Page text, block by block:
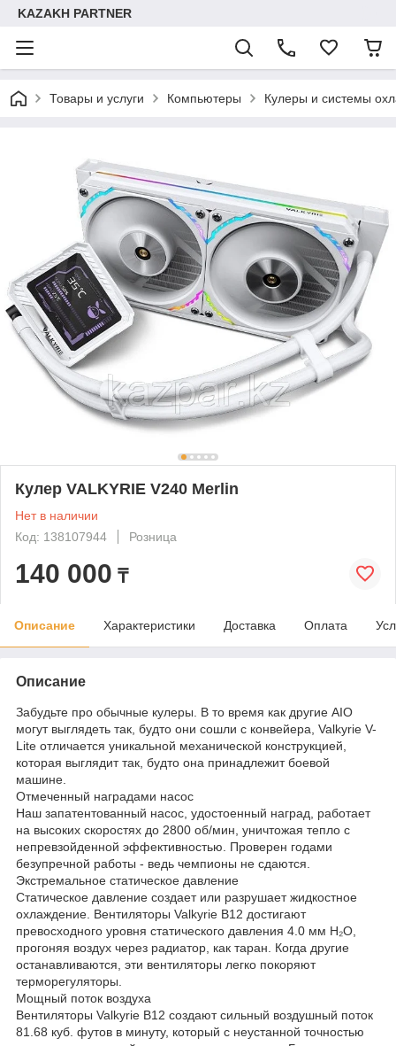
KAZAKH PARTNER
Товары и услуги Компьютеры Кулеры и системы
Кулер VALKYRIE V240 Merlin
Нет в наличии
Код: 138107944
Розница
140 000 ₸
Описание Характеристики Доставка Оплата
Описание
Забудьте про обычные кулеры. В то время как другие AIO
могут выглядеть так, будто они сошли с конвейера, Valkyrie V-
Lite отличается уникальной механической конструкцией,
которая выглядит так, будто она принадлежит боевой
машине.
Отмеченный наградами насос
Наш запатентованный насос, удостоенный наград, работает
на высоких скоростях до 2800 об/мин, уничтожая тепло с
непревзойденной эффективностью. Проверен годами
безупречной работы - ведь чемпионы не сдаются.
Экстремальное статическое давление
Статическое давление создает или разрушает жидкостное
охлаждение. Вентиляторы Valkyrie B12 достигают
превосходного уровня статического давления 4.0 мм H₂O,
прогоняя воздух через радиатор, как таран. Когда другие
останавливаются, эти вентиляторы легко покоряют
терморегуляторы.
Мощный поток воздуха
Вентиляторы Valkyrie B12 создают сильный воздушный поток
81.68 куб. футов в минуту, который с неустанной точностью